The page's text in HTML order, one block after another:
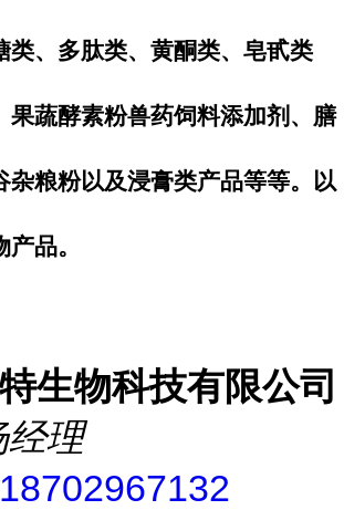
类、多肽类、黄酮类、皂甙类
果蔬酵素粉兽药饲料添加剂、膳
杂粮粉以及浸膏类产品等等。以
品。
生物科技有限公司
经理
18702967132